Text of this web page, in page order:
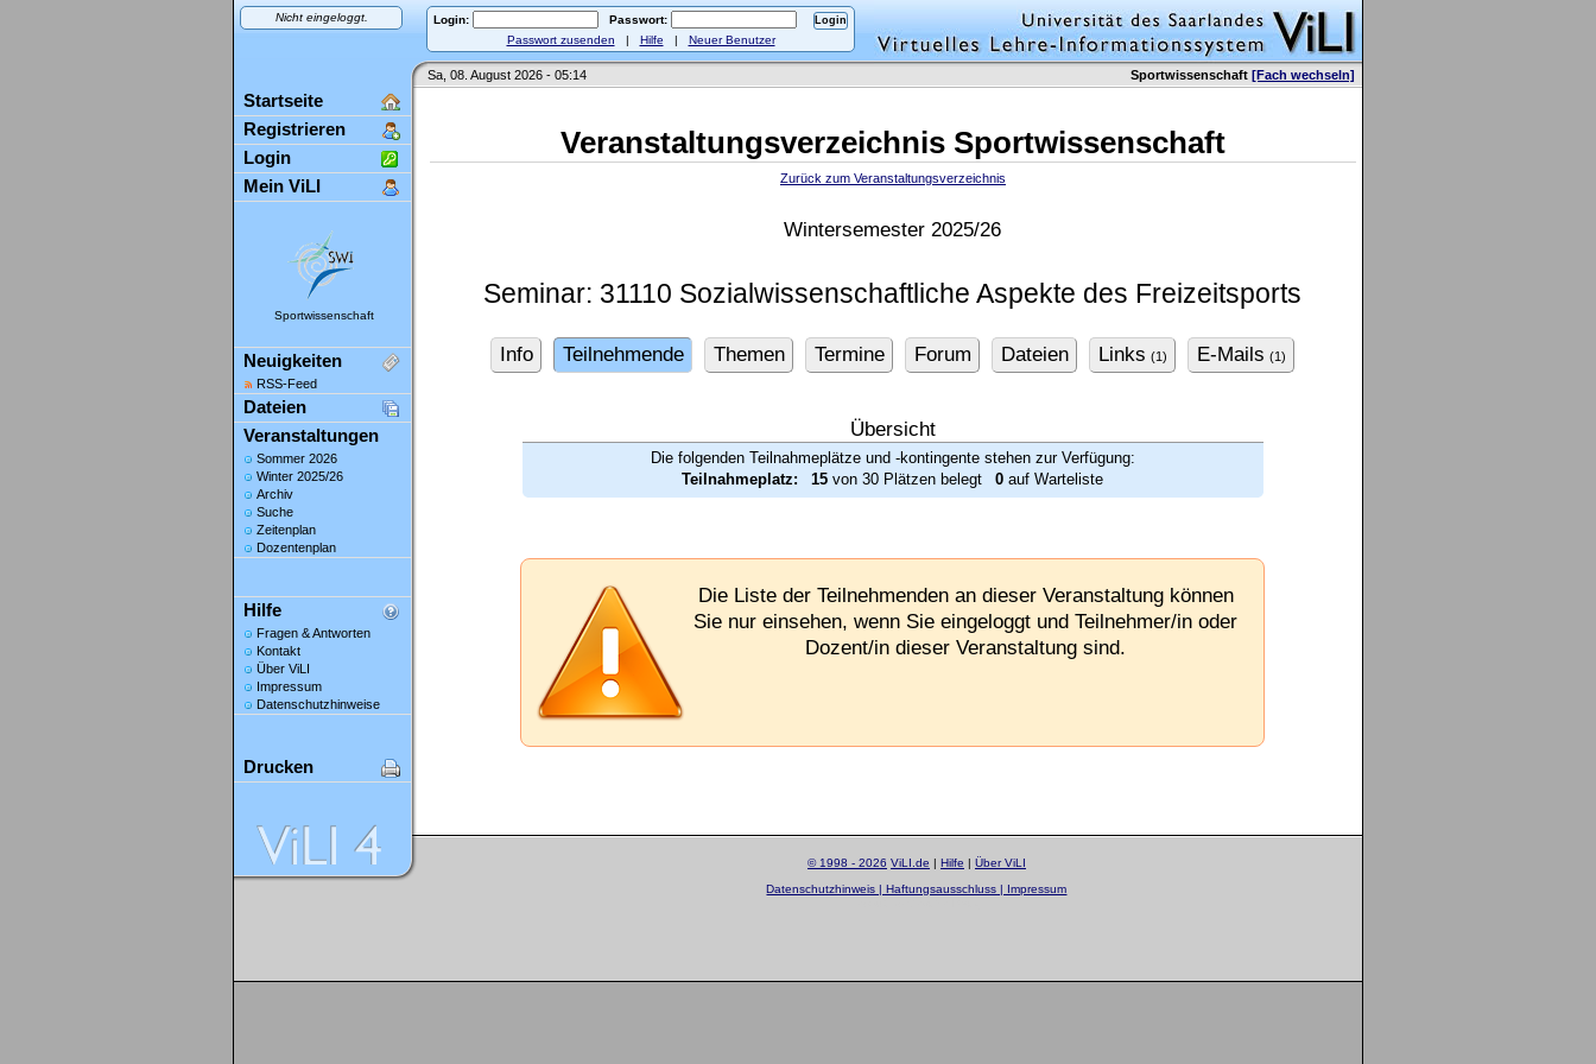
Nicht eingeloggt. Login:
Passwort:
Passwort zusenden | Hilfe | Neuer Benutzer
Sa, 08. August 2026 - 05:14 Sportwissenschaft [Fach wechseln]
Startseite
Registrieren
Login
Mein ViLI
Sportwissenschaft
Neuigkeiten
RSS-Feed
Dateien
Veranstaltungen
Sommer 2026
Winter 2025/26
Archiv
Suche
Zeitenplan
Dozentenplan
Hilfe
Fragen & Antworten
Kontakt
Über ViLI
Impressum
Datenschutzhinweise
Drucken
Veranstaltungsverzeichnis Sportwissenschaft
Zurück zum Veranstaltungsverzeichnis
Wintersemester 2025/26
Seminar: 31110 Sozialwissenschaftliche Aspekte des Freizeitsports
Info Teilnehmende Themen Termine Forum Dateien Links (1) E-Mails (1)
Übersicht
Die folgenden Teilnahmeplätze und -kontingente stehen zur Verfügung:
Teilnahmeplatz:
15 von 30 Plätzen belegt 0 auf Warteliste
Die Liste der Teilnehmenden an dieser Veranstaltung können
Sie nur einsehen, wenn Sie eingeloggt und Teilnehmer/in oder
Dozent/in dieser Veranstaltung sind.
© 1998 - 2026 ViLI.de | Hilfe | Über ViLI
Datenschutzhinweis | Haftungsausschluss | Impressum